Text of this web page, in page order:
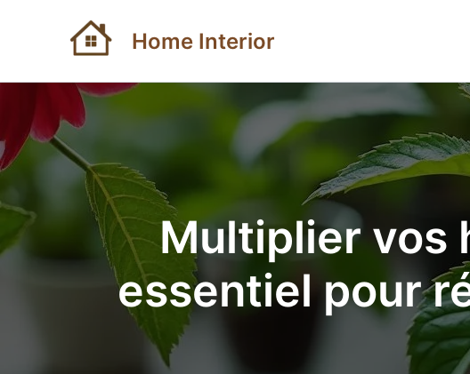
Home Interior
Multiplier vos
essentiel pour